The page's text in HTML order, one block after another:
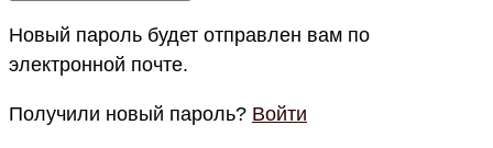
Новый пароль будет отправлен вам по
электронной почте.
Получили новый пароль? Войти